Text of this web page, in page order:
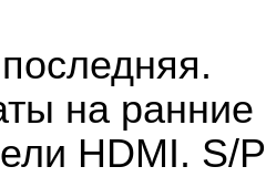
на
HDMI. S/